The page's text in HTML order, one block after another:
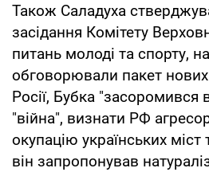
Також Саладуха
засідання Комітету
питань молоді та спорту,
обговорювали пакет
Росії, Бубка
"війна", визнати РФ
окупацію українських міст
він запропонував